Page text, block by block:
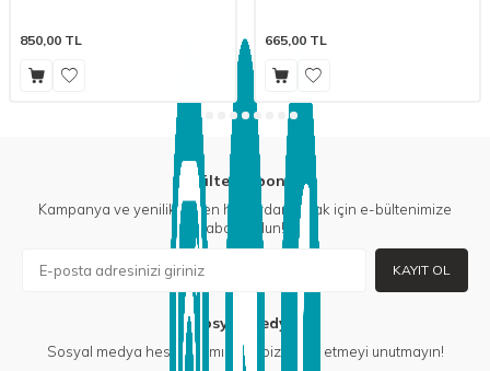
850,00 TL 665,00TL
E-Bülten Aboneliği
Kampanya ve yeniliklerden haberdar olmak için e-bültenimize
abone olun!
KAYIT OL
Sosyal Medya
Sosyal medya hesaplarımızdan bizi takip etmeyi unutmayın!